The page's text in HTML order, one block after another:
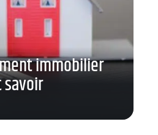
immobilier